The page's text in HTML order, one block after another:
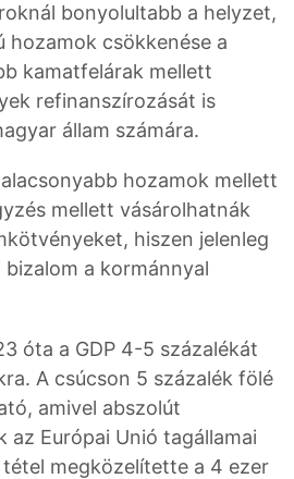
bonyolultabb a helyzet,
hozamok csökkenése a
kamatfelárak mellett
refinanszírozását is
állam számára.
hozamok mellett
mellett vásárolhatnák
hiszen jelenleg
a kormánnyal
óta a GDP 4-5 százalékát
A csúcson 5 százalék fölé
amivel abszolút
az Európai Unió tagállamai
megközelítette a 4 ezer